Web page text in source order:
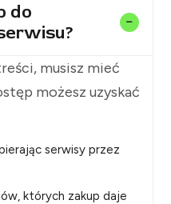
do
musisz mieć
możesz uzyskać
serwisy przez
których zakup daje